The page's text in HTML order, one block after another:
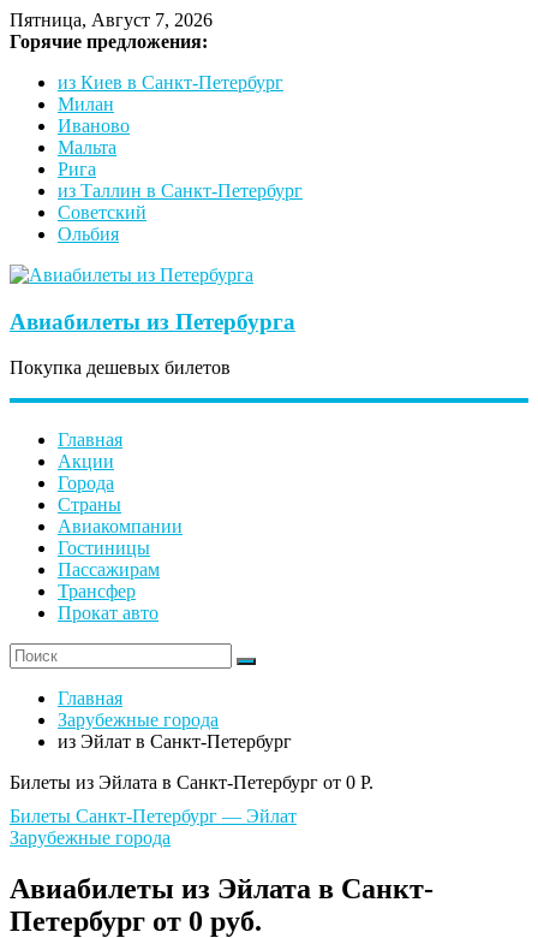
Пятница, Август 7, 2026
Горячие предложения:
из Киев в Санкт-Петербург
Милан
Иваново
Мальта
Рига
из Таллин в Санкт-Петербург
Советский
Ольбия
Авиабилеты из Петербурга
Покупка дешевых билетов
Главная
Акции
Города
Страны
Авиакомпании
Гостиницы
Пассажирам
Трансфер
Прокат авто
Главная
Зарубежные города
из Эйлат в Санкт-Петербург
Билеты из Эйлата в Санкт-Петербург от 0 Р.
Билеты Санкт-Петербург — Эйлат
Зарубежные города
Авиабилеты из Эйлата в Санкт-
Петербург от 0 руб.